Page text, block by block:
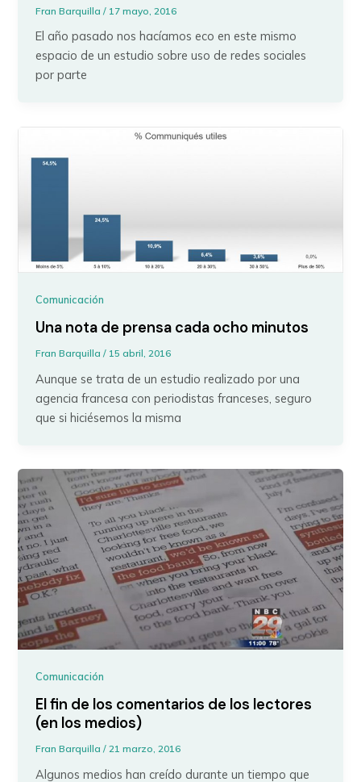
Fran Barquilla/ 17 mayo, 2016
El año pasado nos hacíamos eco en este mismo
espacio de un estudio sobre uso de redes sociales
por parte
Comunicación
Una nota de prensa cada ocho minutos
Fran Barquilla/ 15 abril, 2016
Aunque se trata de un estudio realizado por una
agencia francesa con periodistas franceses, seguro
que si hiciésemos la misma
Comunicación
El fin de los comentarios de los lectores
(en los medios)
Fran Barquilla/21 marzo, 2016
Algunos medios han creído durante un tiempo que